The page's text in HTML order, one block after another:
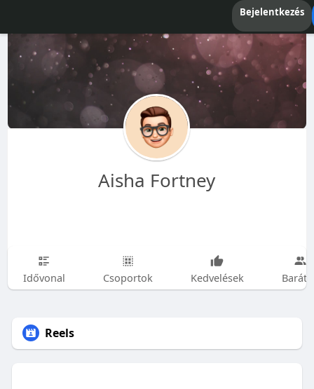
Bejelentkezés
Aisha Fortney
Idővonal Csoportok Kedvelések
Reels